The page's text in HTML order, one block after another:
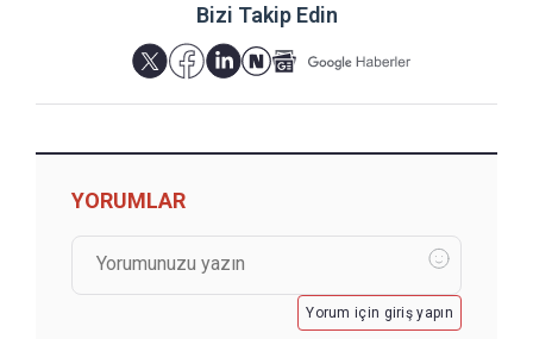
Bizi Takip Edin
YORUMLAR
Yorum için giriş yapın